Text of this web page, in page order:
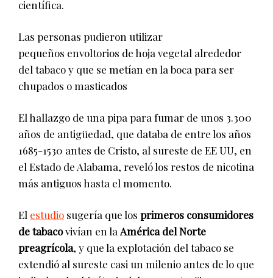
científica.
Las personas pudieron utilizar
pequeños envoltorios de hoja vegetal alrededor
del tabaco y que se metían en la boca para ser
chupados o masticados
El hallazgo de una pipa para fumar de unos 3.300
años de antigüedad, que databa de entre los años
1685-1530 antes de Cristo, al sureste de EE UU, en
el Estado de Alabama, reveló los restos de nicotina
más antiguos hasta el momento.
El estudio sugería que los primeros consumidores
de tabacovivían en la América del Norte
preagrícola, y que la explotación del tabaco se
extendió al sureste casi un milenio antes de lo que